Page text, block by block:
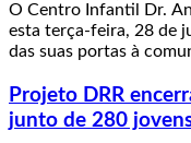
O Centro Infantil Dr.
esta terça-feira, 28 de
das suas portas à
Projeto DRR
junto de 280